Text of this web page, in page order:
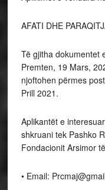
AFATI DHE
Të gjitha dokumentet
Premten, 19 Mars,
njoftohen përmes
Prill 2021.
Aplikantët e
shkruani tek Pashko
Fondacionit Arsimor
• Email: